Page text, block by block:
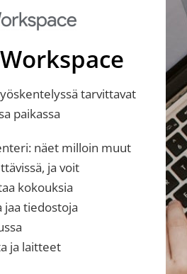
tarvittavat
paikassa
näet milloin muut
ja voit
kokouksia
jaa tiedostoja
ja laitteet